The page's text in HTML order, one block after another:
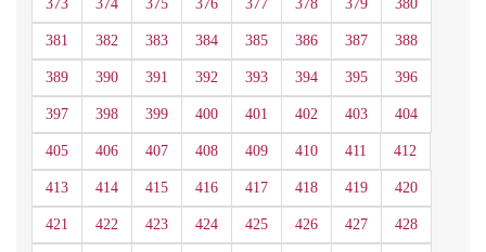
373 374 375 376 377 378 379 380
381 382 383 384 385 386 387 388
389 390 391 392 393 394 395 396
397 398 399 400 401 402 403 404
405 406 407 408 409 410 411 412
413 414 415 416 417 418 419 420
421 422 423 424 425 426 427 428